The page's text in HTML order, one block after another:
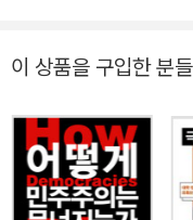
를 받고 있다. 전작이 트럼프의 당선과 함께 시작된 책이라면, 이
들의 국회의사당 습격
에 불복한 트럼프 지지
지지자들의 정치 테러
이 상품을 구입한 분